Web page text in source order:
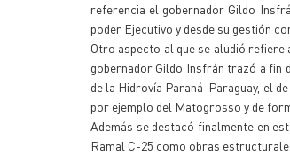
referencia el gobernador Gildo
poder Ejecutivo y desde su gestión
Otro aspecto al que se aludió
gobernador Gildo Insfrán trazó a fin
de la Hidrovía Paraná-Paraguay, el
por ejemplo del Matogrosso y de
Además se destacó finalmente en
Ramal C-25 como obras